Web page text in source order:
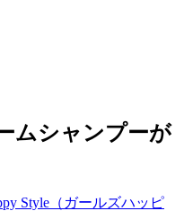
ムシャンプーが
Style（ガールズハッピ